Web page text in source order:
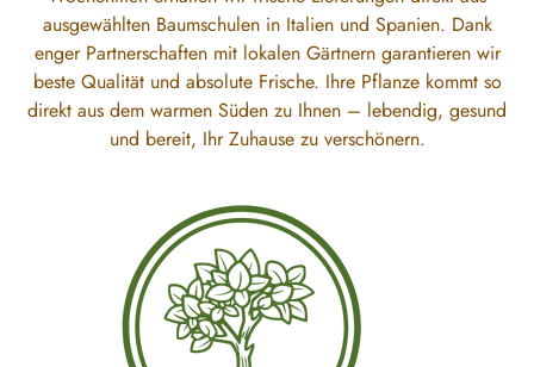
ausgewählten Baumschulen in Italien und Spanien. Dank
enger Partnerschaften mit lokalen Gärtnern garantieren wir
beste Qualität und absolute Frische. Ihre Pflanze kommt so
direkt aus dem warmen Süden zu Ihnen – lebendig, gesund
und bereit, Ihr Zuhause zu verschönern.